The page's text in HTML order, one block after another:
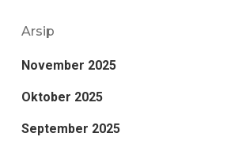
Arsip
November 2025
Oktober 2025
September 2025